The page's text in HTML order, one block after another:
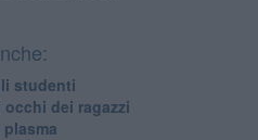
studenti
dei ragazzi